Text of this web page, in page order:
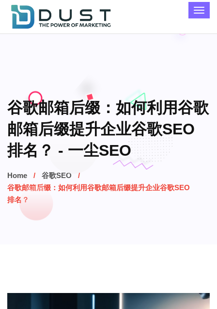
谷歌邮箱后缀：如何利用谷歌
邮箱后缀提升企业谷歌SEO
排名？ - 一尘SEO
Home
谷歌SEO
谷歌邮箱后缀：如何利用谷歌邮箱后缀提升企业谷歌SEO
排名？